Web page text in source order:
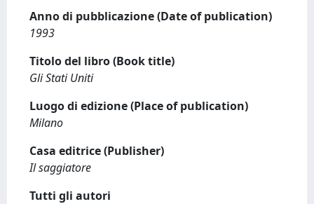
Anno di pubblicazione (Date of publication)
1993
Titolo del libro (Book title)
Gli Stati Uniti
Luogo di edizione (Place of publication)
Milano
Casa editrice (Publisher)
Il saggiatore
Tutti gli autori